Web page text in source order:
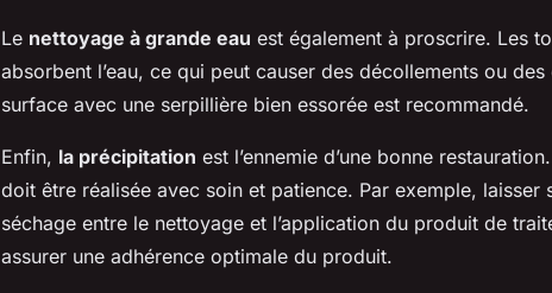
Le nettoyage à grande eau est également à proscrire. Les
absorbent l’eau, ce qui peut causer des décollements ou
surface avec une serpillière bien essorée est recommandé.
Enfin, la précipitation est l’ennemie d’une bonne
doit être réalisée avec soin et patience. Par exemple, laisser
séchage entre le nettoyage et l’application du produit de
assurer une adhérence optimale du produit.